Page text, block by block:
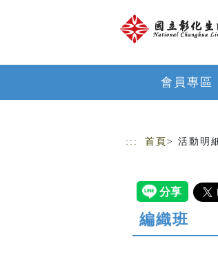
會員專區
::: 首頁 > 活動明
編織班